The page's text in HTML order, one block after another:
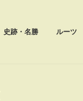
史跡・名勝 ルーツ